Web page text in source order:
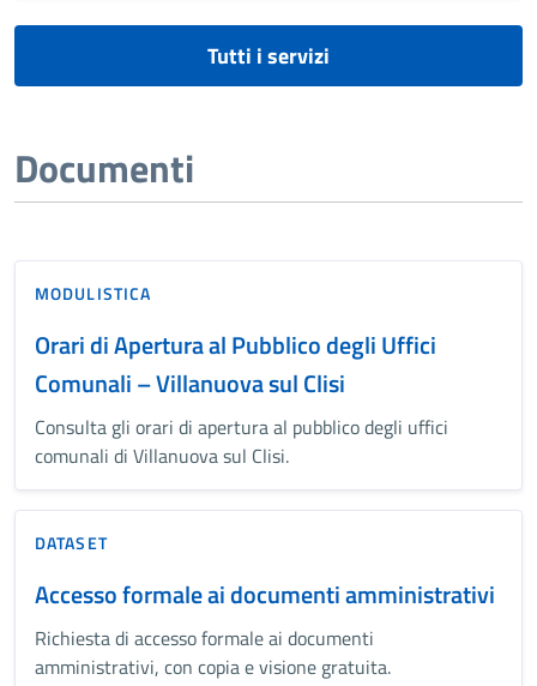
Tutti i servizi
Documenti
MODULISTICA
Orari di Apertura al Pubblico degli Uffici
Comunali – Villanuova sul Clisi
Consulta gli orari di apertura al pubblico degli uffici
comunali di Villanuova sul Clisi.
DATASET
Accesso formale ai documenti amministrativi
Richiesta di accesso formale ai documenti
amministrativi, con copia e visione gratuita.